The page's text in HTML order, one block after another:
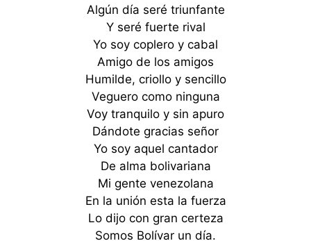
Algún día seré triunfante
Y seré fuerte rival
Yo soy coplero y cabal
Amigo de los amigos
Humilde, criollo y sencillo
Veguero como ninguna
Voy tranquilo y sin apuro
Dándote gracias señor
Yo soy aquel cantador
De alma bolivariana
Mi gente venezolana
En la unión esta la fuerza
Lo dijo con gran certeza
Somos Bolívar un día.